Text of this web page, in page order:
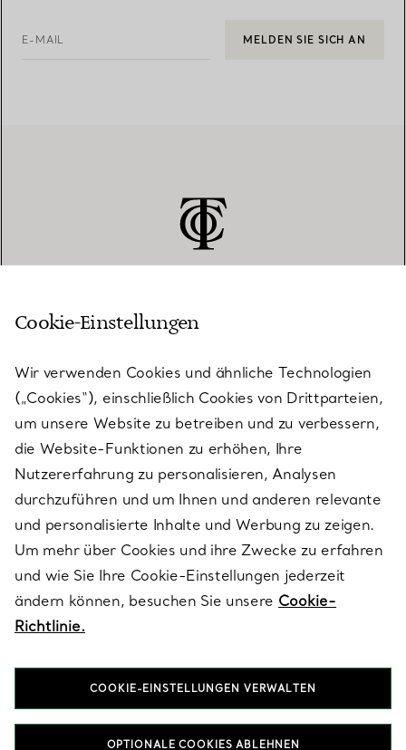
E-MAIL MELDEN SIE SICH AN
KUNDENSERVICE
SERVICES
ÜBER TIFFANY & CO.
RECHTLICHE HINWEISE
FOLGEN SIE UNS
Cookie-Einstellungen
Wir verwenden Cookies und ähnliche Technologien
(„Cookies“), einschließlich Cookies von Drittparteien,
um unsere Website zu betreiben und zu verbessern,
die Website-Funktionen zu erhöhen, Ihre
Nutzererfahrung zu personalisieren, Analysen
durchzuführen und um Ihnen und anderen relevante
und personalisierte Inhalte und Werbung zu zeigen.
Um mehr über Cookies und ihre Zwecke zu erfahren
und wie Sie Ihre Cookie-Einstellungen jederzeit
ändern können, besuchen Sie unsere Cookie-
Richtlinie.
COOKIE-EINSTELLUNGEN VERWALTEN
OPTIONALE COOKIES ABLEHNEN